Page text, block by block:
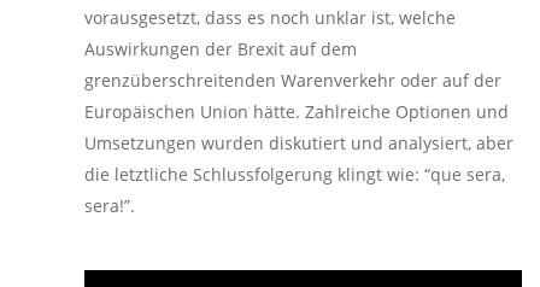
vorausgesetzt, dass es noch unklar ist, welche
Auswirkungen der Brexit auf dem
grenzüberschreitenden Warenverkehr oder auf der
Europäischen Union hätte. Zahlreiche Optionen und
Umsetzungen wurden diskutiert und analysiert, aber
die letztliche Schlussfolgerung klingt wie: “que sera,
sera!”.